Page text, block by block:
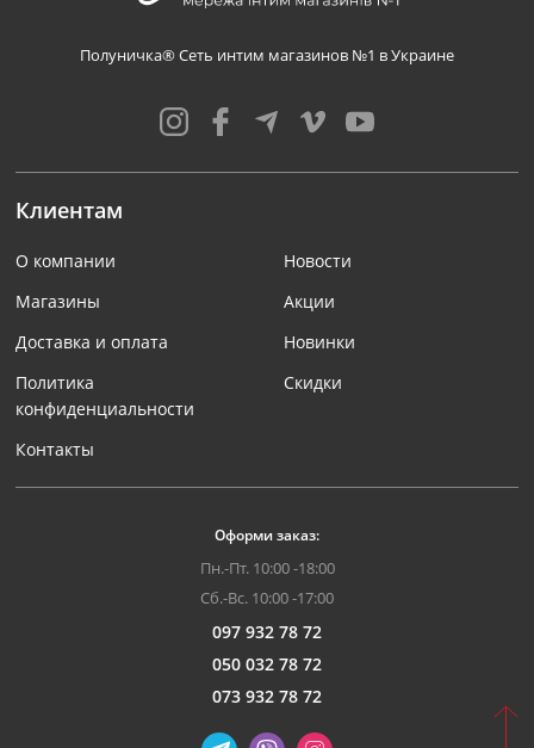
Полуничка® Сеть интим магазинов №1 в Украине
Клиентам
О компании
Магазины
Доставка и оплата
Политика
конфиденциальности
Контакты
Новости
Акции
Новинки
Скидки
Оформи заказ:
Пн.-Пт. 10:00 -18:00
Сб.-Вс. 10:00 -17:00
097 932 78 72
050 032 78 72
073 932 78 72